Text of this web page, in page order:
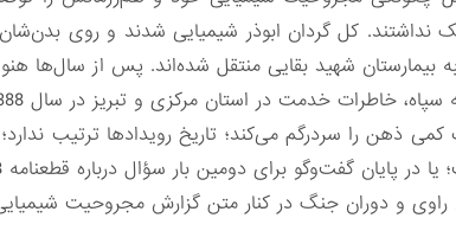
نداشتند. کل گردان ابوذر شیمیایی شدند و روی
بیمارستان شهید بقایی منتقل شده‌اند. پس از سال‌ها
ذهن را سردرگم می‌کند؛ تاریخ رویدادها ترتیب ندارد؛
گفت‌وگو برای دومین بار سؤال درباره قطعنامه 598 تکرار شده است.
و دوران جنگ در کنار متن گزارش مجروحیت